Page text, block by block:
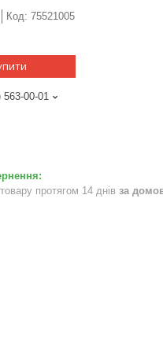
Код: 75521005
563-00-01
протягом 14 днів за